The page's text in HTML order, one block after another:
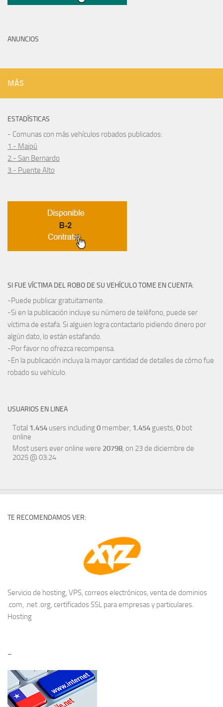
ANUNCIOS
MÁS
ESTADÍSTICAS
- Comunas con más vehículos robados publicados:
1.- Maipú
2.- San Bernardo
3.- Puente Alto
SI FUE VÍCTIMA DEL ROBO DE SU VEHÍCULO TOME EN CUENTA:
-Puede publicar gratuitamente.
-Si en la publicación incluye su número de teléfono, puede ser
víctima de estafa. Si alguien logra contactarlo pidiendo dinero por
algún dato, lo están estafando.
-Por favor no ofrezca recompensa.
-En la publicación incluya la mayor cantidad de detalles de cómo fue
robado su vehículo.
USUARIOS EN LINEA
Total 1.454 users including0 member, 1.454 guests, 0 bot
online
Most users ever online were 20798, on 23 de diciembre de
2025 @ 03:24
TE RECOMENDAMOS VER:
Servicio de hosting, VPS, correos electrónicos, venta de dominios
.com, .net .org, certificados SSL para empresas y particulares.
Hosting
–